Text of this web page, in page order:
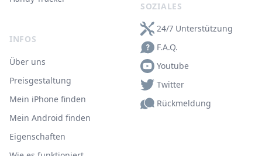
INFOS
Über uns
Preisgestaltung
Mein iPhone finden
Mein Android finden
Eigenschaften
SOZIALES
24/7 Unterstützung
F.A.Q.
Youtube
Twitter
Rückmeldung